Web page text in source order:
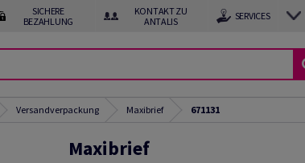
SICHERE
BEZAHLUNG
KONTAKT ZU
ANTALIS
SERVICES
Versandverpackung Maxibrief 671131
Maxibrief